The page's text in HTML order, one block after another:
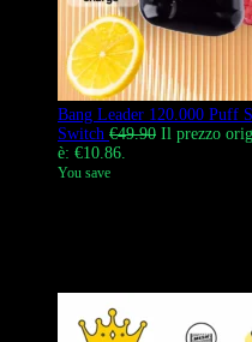
Bang Leader 120.000 Puff
Switch €49.90 Il prezzo
è: €10.86.
You save